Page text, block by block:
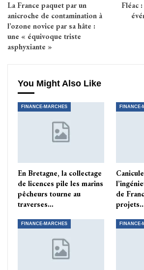
La France paquet par un
anicroche de contamination à
l’ozone novice par sa hâte :
une « équivoque triste
asphyxiante »
Fléac
You Might Also Like
FINANCE-MARCHES
En Bretagne, la collectage
de licences pile les marins
pêcheurs tourne au
traverses…
FINANCE-
de
FINANCE-MARCHES FINANCE-